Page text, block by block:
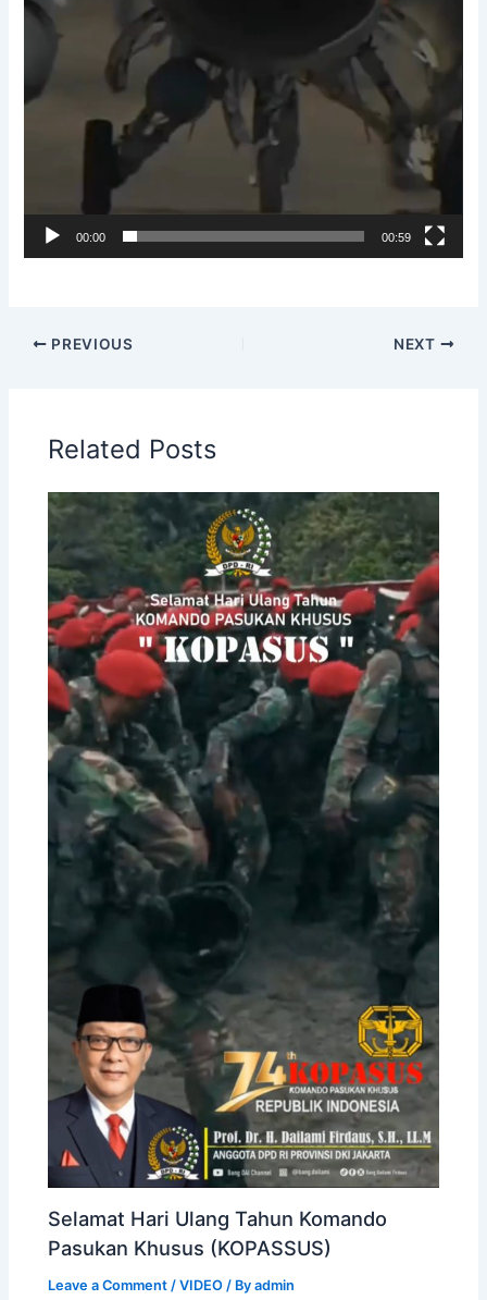
00:00 00:59
PREVIOUS NEXT
Related Posts
Selamat Hari Ulang Tahun Komando
Pasukan Khusus (KOPASSUS)
Leave a Comment /VIDEO / Byadmin